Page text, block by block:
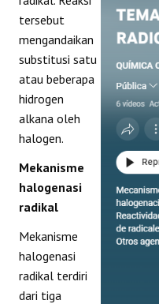
tersebut
mengandaikan
substitusi satu
atau beberapa
hidrogen
alkana oleh
halogen.
Mekanisme
halogenasi
radikal
Mekanisme
halogenasi
radikal terdiri
dari tiga